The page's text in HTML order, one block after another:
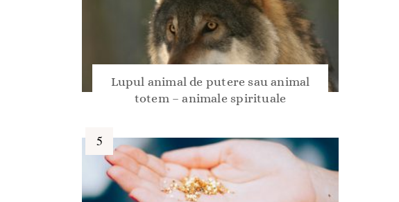
Lupul animal de putere sau animal
totem – animale spirituale